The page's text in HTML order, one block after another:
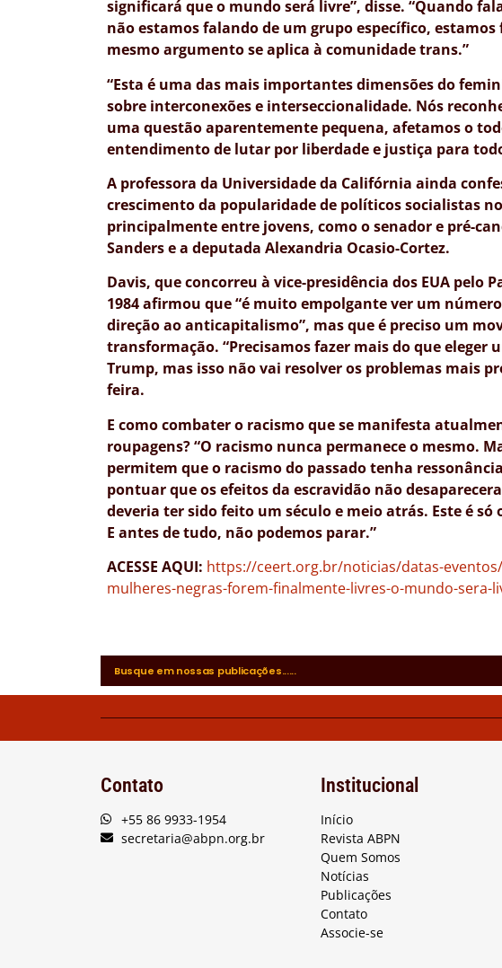
significará que o mundo será livre”, disse. “Quando
não estamos falando de um grupo específico,
mesmo argumento se aplica à comunidade trans.”
“Esta é uma das mais importantes dimensões do
sobre interconexões e interseccionalidade. Nós
uma questão aparentemente pequena, afetamos o
entendimento de lutar por liberdade e justiça para
A professora da Universidade da Califórnia ainda
crescimento da popularidade de políticos socialistas
principalmente entre jovens, como o senador e pré-
Sanders e a deputada Alexandria Ocasio-Cortez.
Davis, que concorreu à vice-presidência dos EUA pelo
1984 afirmou que “é muito empolgante ver um
direção ao anticapitalismo”, mas que é preciso um
transformação. “Precisamos fazer mais do que eleger
Trump, mas isso não vai resolver os problemas mais
feira.
E como combater o racismo que se manifesta
roupagens? “O racismo nunca permanece o mesmo.
permitem que o racismo do passado tenha
pontuar que os efeitos da escravidão não
deveria ter sido feito um século e meio atrás. Este é
E antes de tudo, não podemos parar.”
ACESSE AQUI: https://ceert.org.br/noticias/datas-
mulheres-negras-forem-finalmente-livres-o-mundo-sera-
Contato
+55 86 9933-1954
secretaria@abpn.org.br
Institucional
Início
Revista ABPN
Quem Somos
Notícias
Publicações
Contato
Associe-se